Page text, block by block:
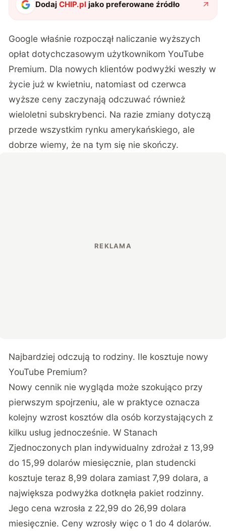
DodajCHIP.pl jako preferowane źródło
Google właśnie rozpoczął naliczanie wyższych
opłat dotychczasowym użytkownikom YouTube
Premium. Dla nowych klientów podwyżki weszły w
życie już w kwietniu, natomiast od czerwca
wyższe ceny zaczynają odczuwać również
wieloletni subskrybenci. Na razie zmiany dotyczą
przede wszystkim rynku amerykańskiego, ale
dobrze wiemy, że na tym się nie skończy.
Najbardziej odczują to rodziny. Ile kosztuje nowy
YouTube Premium?
Nowy cennik nie wygląda może szokująco przy
pierwszym spojrzeniu, ale w praktyce oznacza
kolejny wzrost kosztów dla osób korzystających z
kilku usług jednocześnie.W Stanach
Zjednoczonych plan indywidualny zdrożał z 13,99
do 15,99 dolarów miesięcznie, plan studencki
kosztuje teraz 8,99 dolara zamiast 7,99 dolara, a
największa podwyżka dotknęła pakiet rodzinny.
Jego cena wzrosła z 22,99 do 26,99 dolara
miesięcznie. Ceny wzrosły więc o 1 do 4 dolarów.